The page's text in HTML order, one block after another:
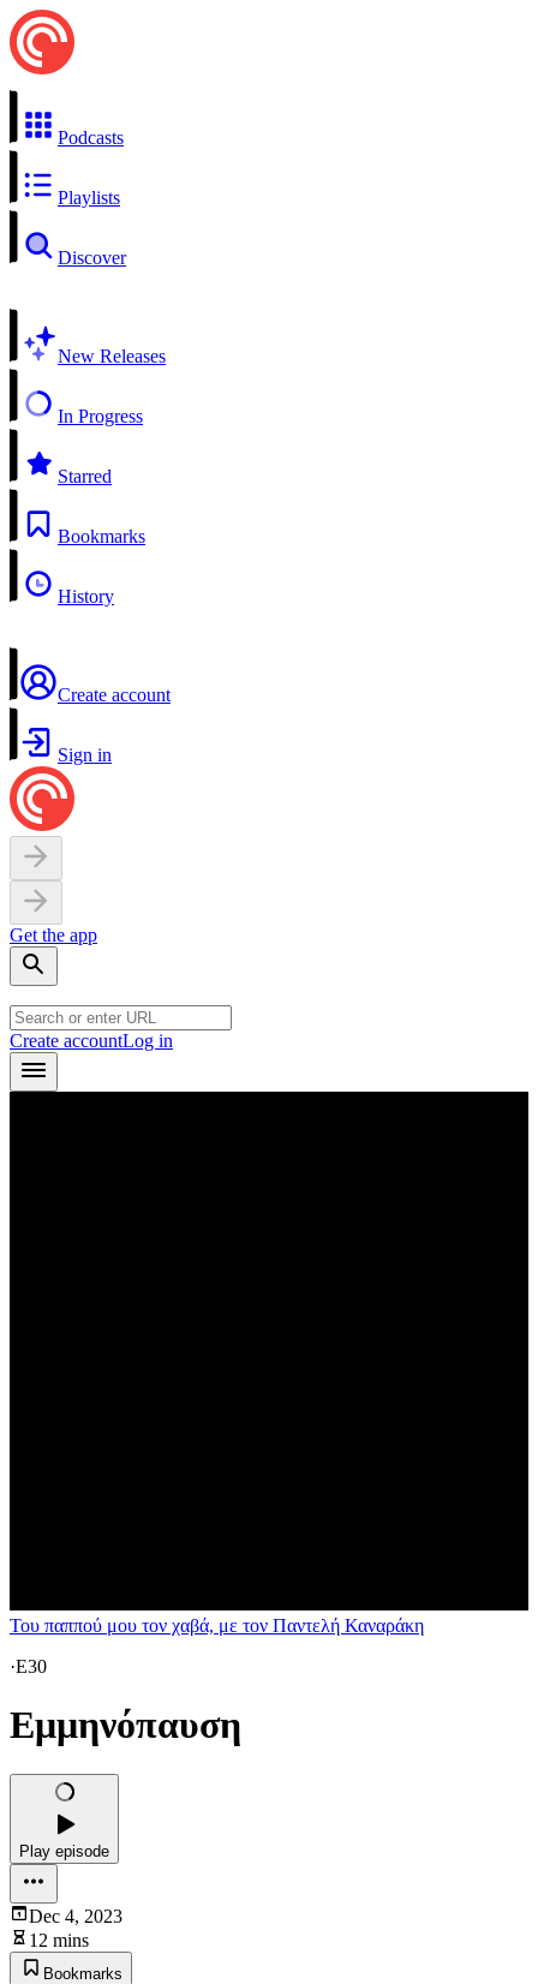
Podcasts
Playlists
Discover
New Releases
In Progress
Starred
Bookmarks
History
Create account
Sign in
Get the app
Create accountLog in
Του παππού μου τον χαβά, με τον Παντελή Καναράκη
·E30
Εμμηνόπαυση
Play episode
Dec 4, 2023
12 mins
Bookmarks